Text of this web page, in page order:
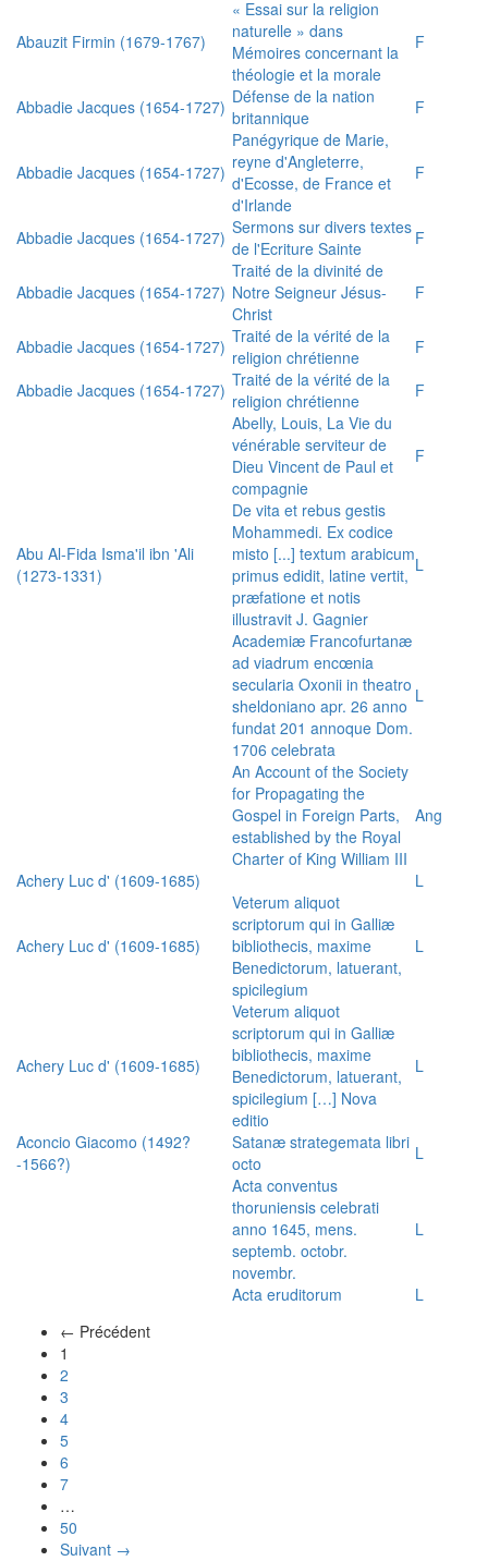
Abauzit Firmin (1679-1767)
« Essai sur la religion
naturelle » dans
Mémoires concernant la
théologie et la morale
F
Abbadie Jacques (1654-1727) Défense de la nation
britannique
F
Abbadie Jacques (1654-1727)
Panégyrique de Marie,
reyne d'Angleterre,
d'Ecosse, de France et
d'Irlande
F
Abbadie Jacques (1654-1727) Sermons sur divers textes
de l'Ecriture Sainte
F
Abbadie Jacques (1654-1727)
Traité de la divinité de
Notre Seigneur Jésus-
Christ
F
Abbadie Jacques (1654-1727) Traité de la vérité de la
religion chrétienne
F
Abbadie Jacques (1654-1727) Traité de la vérité de la
religion chrétienne
F
Abelly, Louis, La Vie du
vénérable serviteur de
Dieu Vincent de Paul et
compagnie
F
Abu Al-Fida Isma'il ibn 'Ali
(1273-1331)
De vita et rebus gestis
Mohammedi. Ex codice
misto [...] textum arabicum
primus edidit, latine vertit,
præfatione et notis
illustravit J. Gagnier
L
Academiæ Francofurtanæ
ad viadrum encœnia
secularia Oxonii in theatro
sheldoniano apr. 26 anno
fundat 201 annoque Dom.
1706 celebrata
L
An Account of the Society
for Propagating the
Gospel in Foreign Parts,
established by the Royal
Charter of King William III
Ang
Achery Luc d' (1609-1685) L
Achery Luc d' (1609-1685)
Veterum aliquot
scriptorum qui in Galliæ
bibliothecis, maxime
Benedictorum, latuerant,
spicilegium
L
Achery Luc d' (1609-1685)
Veterum aliquot
scriptorum qui in Galliæ
bibliothecis, maxime
Benedictorum, latuerant,
spicilegium […] Nova
editio
L
Aconcio Giacomo (1492?
-1566?)
Satanæ strategemata libri
octo
L
Acta conventus
thoruniensis celebrati
anno 1645, mens.
septemb. octobr.
novembr.
L
Acta eruditorum
L
← Précédent
1
2
3
4
5
6
7
…
50
Suivant →